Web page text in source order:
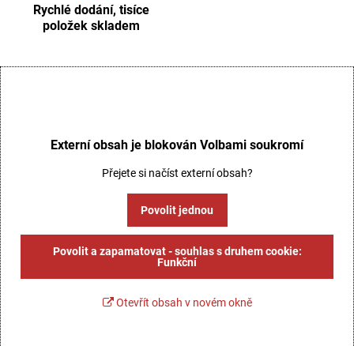
Rychlé dodání, tisíce
položek skladem
Externí obsah je blokován Volbami soukromí
Přejete si načíst externí obsah?
Povolit jednou
Povolit a zapamatovat - souhlas s druhem cookie:
Funkční
Otevřít obsah v novém okně